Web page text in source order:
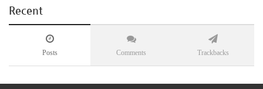
Recent
Posts Comments Trackbacks